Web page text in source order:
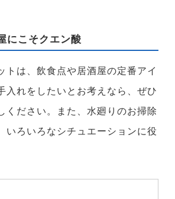
にこそクエン酸
トは、飲食点や居酒屋の定番アイ
入れをしたいとお考えなら、ぜひ
ください。また、水廻りのお掃除
いろいろなシチュエーションに役